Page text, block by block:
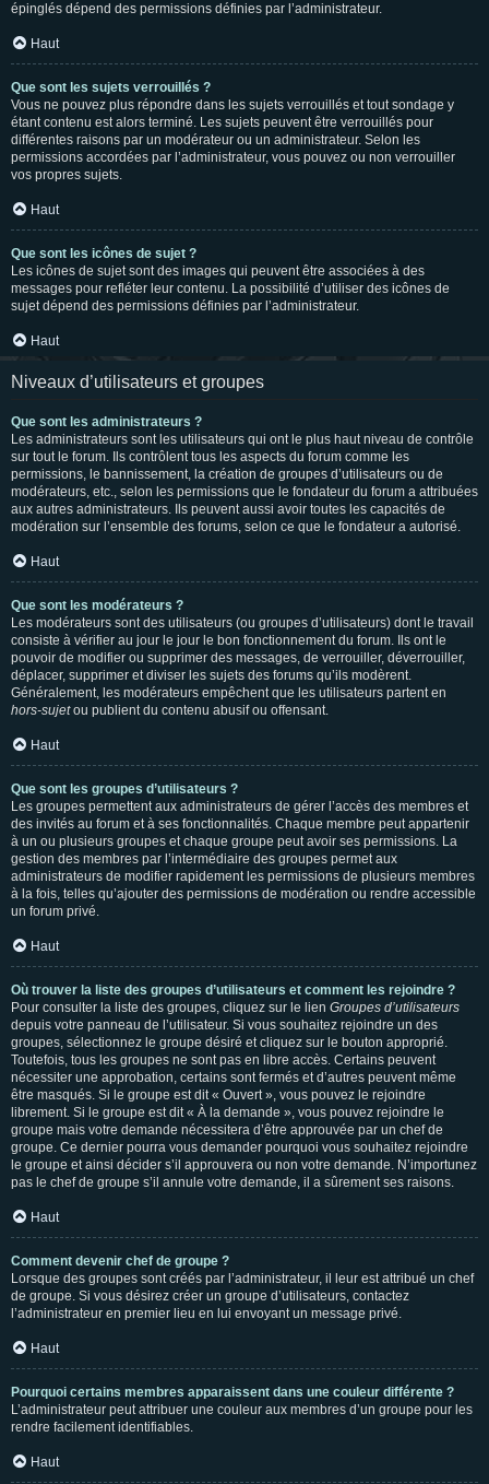
épinglés dépend des permissions définies par l’administrateur.
Haut
Que sont les sujets verrouillés ?
Vous ne pouvez plus répondre dans les sujets verrouillés et tout sondage y
étant contenu est alors terminé. Les sujets peuvent être verrouillés pour
différentes raisons par un modérateur ou un administrateur. Selon les
permissions accordées par l’administrateur, vous pouvez ou non verrouiller
vos propres sujets.
Haut
Que sont les icônes de sujet ?
Les icônes de sujet sont des images qui peuvent être associées à des
messages pour refléter leur contenu. La possibilité d’utiliser des icônes de
sujet dépend des permissions définies par l’administrateur.
Haut
Niveaux d’utilisateurs et groupes
Que sont les administrateurs ?
Les administrateurs sont les utilisateurs qui ont le plus haut niveau de contrôle
sur tout le forum. Ils contrôlent tous les aspects du forum comme les
permissions, le bannissement, la création de groupes d’utilisateurs ou de
modérateurs, etc., selon les permissions que le fondateur du forum a attribuées
aux autres administrateurs. Ils peuvent aussi avoir toutes les capacités de
modération sur l’ensemble des forums, selon ce que le fondateur a autorisé.
Haut
Que sont les modérateurs ?
Les modérateurs sont des utilisateurs (ou groupes d’utilisateurs) dont le travail
consiste à vérifier au jour le jour le bon fonctionnement du forum. Ils ont le
pouvoir de modifier ou supprimer des messages, de verrouiller, déverrouiller,
déplacer, supprimer et diviser les sujets des forums qu’ils modèrent.
Généralement, les modérateurs empêchent que les utilisateurs partent en
hors-sujetou publient du contenu abusif ou offensant.
Haut
Que sont les groupes d’utilisateurs ?
Les groupes permettent aux administrateurs de gérer l’accès des membres et
des invités au forum et à ses fonctionnalités. Chaque membre peut appartenir
à un ou plusieurs groupes et chaque groupe peut avoir ses permissions. La
gestion des membres par l’intermédiaire des groupes permet aux
administrateurs de modifier rapidement les permissions de plusieurs membres
à la fois, telles qu’ajouter des permissions de modération ou rendre accessible
un forum privé.
Haut
Où trouver la liste des groupes d’utilisateurs et comment les rejoindre ?
Pour consulter la liste des groupes, cliquez sur le lien Groupes d’utilisateurs
depuis votre panneau de l’utilisateur. Si vous souhaitez rejoindre un des
groupes, sélectionnez le groupe désiré et cliquez sur le bouton approprié.
Toutefois, tous les groupes ne sont pas en libre accès. Certains peuvent
nécessiter une approbation, certains sont fermés et d’autres peuvent même
être masqués. Si le groupe est dit « Ouvert », vous pouvez le rejoindre
librement. Si le groupe est dit « À la demande », vous pouvez rejoindre le
groupe mais votre demande nécessitera d’être approuvée par un chef de
groupe. Ce dernier pourra vous demander pourquoi vous souhaitez rejoindre
le groupe et ainsi décider s’il approuvera ou non votre demande. N’importunez
pas le chef de groupe s’il annule votre demande, il a sûrement ses raisons.
Haut
Comment devenir chef de groupe ?
Lorsque des groupes sont créés par l’administrateur, il leur est attribué un chef
de groupe. Si vous désirez créer un groupe d’utilisateurs, contactez
l’administrateur en premier lieu en lui envoyant un message privé.
Haut
Pourquoi certains membres apparaissent dans une couleur différente ?
L’administrateur peut attribuer une couleur aux membres d’un groupe pour les
rendre facilement identifiables.
Haut